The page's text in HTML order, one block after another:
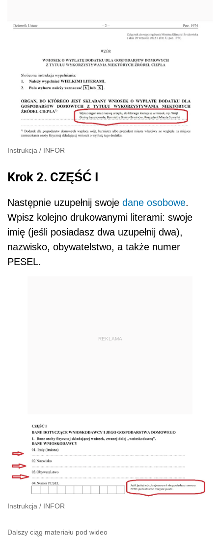
Instrukcja / INFOR
Krok 2. CZĘŚĆ I
Następnie uzupełnij swoje dane osobowe.
Wpisz kolejno drukowanymi literami: swoje
imię (jeśli posiadasz dwa uzupełnij dwa),
nazwisko, obywatelstwo, a także numer
PESEL.
REKLAMA
Instrukcja / INFOR
Dalszy ciąg materiału pod wideo